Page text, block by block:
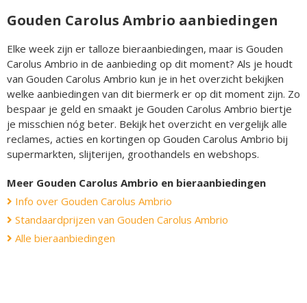
Gouden Carolus Ambrio aanbiedingen
Elke week zijn er talloze bieraanbiedingen, maar is Gouden
Carolus Ambrio in de aanbieding op dit moment? Als je houdt
van Gouden Carolus Ambrio kun je in het overzicht bekijken
welke aanbiedingen van dit biermerk er op dit moment zijn. Zo
bespaar je geld en smaakt je Gouden Carolus Ambrio biertje
je misschien nóg beter. Bekijk het overzicht en vergelijk alle
reclames, acties en kortingen op Gouden Carolus Ambrio bij
supermarkten, slijterijen, groothandels en webshops.
Meer Gouden Carolus Ambrio en bieraanbiedingen
Info over Gouden Carolus Ambrio
Standaardprijzen van Gouden Carolus Ambrio
Alle bieraanbiedingen